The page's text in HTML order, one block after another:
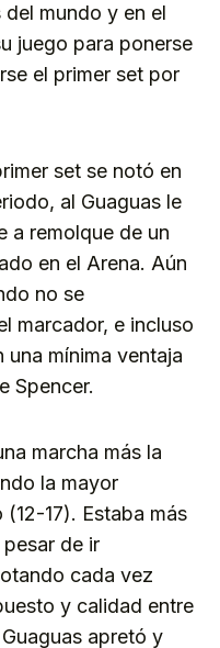
mundo y en el
juego para ponerse
el primer set por
set se notó en
al Guaguas le
a remolque de un
en el Arena. Aún
no se
marcador, e incluso
una mínima ventaja
Spencer.
marcha más la
la mayor
17). Estaba más
de ir
cada vez
y calidad entre
apretó y